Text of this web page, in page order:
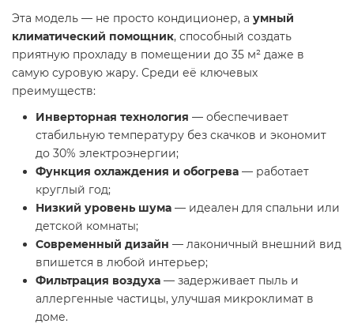
Эта модель — не просто кондиционер, а умный
климатический помощник, способный создать
приятную прохладу в помещении до 35 м² даже в
самую суровую жару. Среди её ключевых
преимуществ:
Инверторная технология — обеспечивает
стабильную температуру без скачков и экономит
до 30% электроэнергии;
Функция охлаждения и обогрева — работает
круглый год;
Низкий уровень шума — идеален для спальни или
детской комнаты;
Современный дизайн — лаконичный внешний вид
впишется в любой интерьер;
Фильтрация воздуха — задерживает пыль и
аллергенные частицы, улучшая микроклимат в
доме.